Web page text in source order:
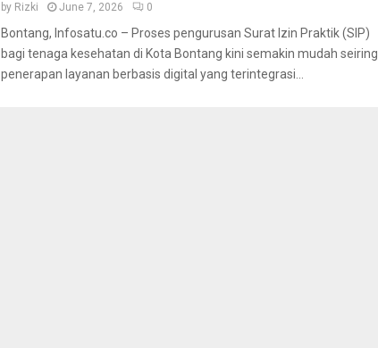
by Rizki June 7, 2026 0
Bontang, Infosatu.co – Proses pengurusan Surat Izin Praktik (SIP)
bagi tenaga kesehatan di Kota Bontang kini semakin mudah seiring
penerapan layanan berbasis digital yang terintegrasi...